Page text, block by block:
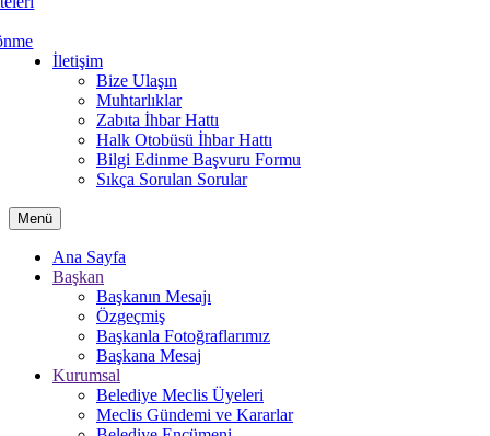
İletişim
Bize Ulaşın
Muhtarlıklar
Zabıta İhbar Hattı
Halk Otobüsü İhbar Hattı
Bilgi Edinme Başvuru Formu
Sıkça Sorulan Sorular
Menü
Ana Sayfa
Başkan
Başkanın Mesajı
Özgeçmiş
Başkanla Fotoğraflarımız
Başkana Mesaj
Kurumsal
Belediye Meclis Üyeleri
Meclis Gündemi ve Kararlar